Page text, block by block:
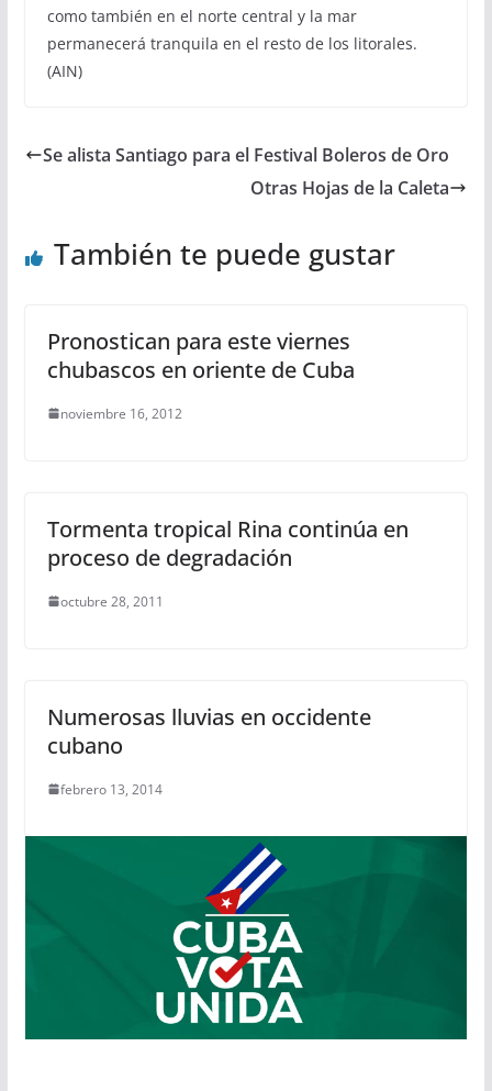
como también en el norte central y la mar
permanecerá tranquila en el resto de los litorales.
(AIN)
Se alista Santiago para el Festival Boleros de Oro
Otras Hojas de la Caleta
También te puede gustar
Pronostican para este viernes
chubascos en oriente de Cuba
noviembre 16, 2012
Tormenta tropical Rina continúa en
proceso de degradación
octubre 28, 2011
Numerosas lluvias en occidente
cubano
febrero 13, 2014